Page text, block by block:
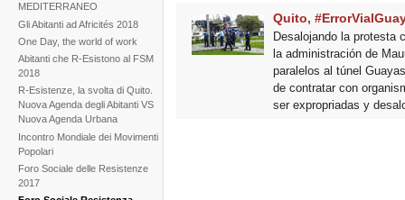
MEDITERRANEO
Gli Abitanti ad Africités 2018
One Day, the world of work
Abitanti che R-Esistono al FSM
2018
R-Esistenze, la svolta di Quito.
Nuova Agenda degli Abitanti VS
Nuova Agenda Urbana
Incontro Mondiale dei Movimenti
Popolari
Foro Sociale delle Resistenze
2017
Quito,
Desalojando la protesta
la administración de
paralelos al túnel
de contratar con
ser expropriadas y